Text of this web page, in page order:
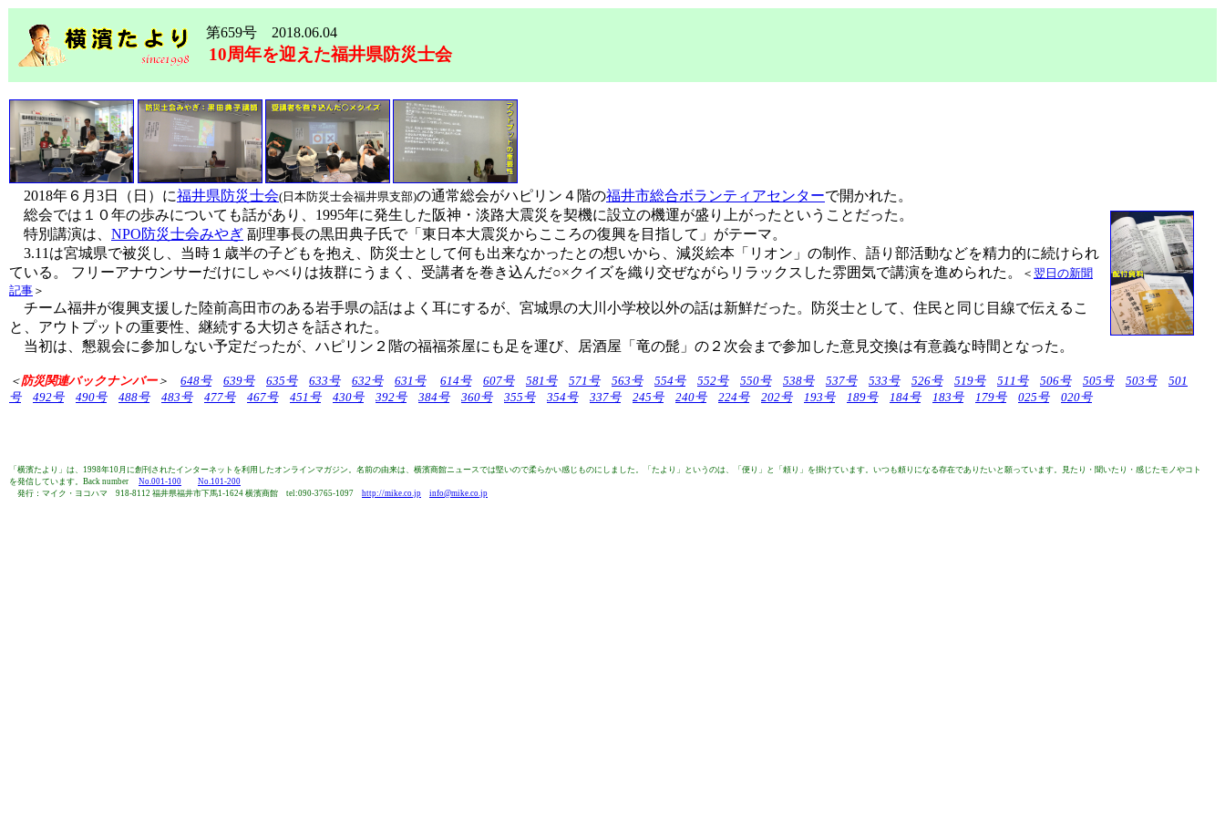
第659号 2018.06.04
10周年を迎えた福井県防災士会
2018年６月3日（日）に福井県防災士会(日本防災士会福井県支部)の通常総会がハピリン４階の福井市総合ボランティアセンターで開かれた。
総会では１０年の歩みについても話があり、1995年に発生した阪神・淡路大震災を契機に設立の機運が盛り上がったということだった。
特別講演は、 NPO防災士会みやぎ 副理事長の黒田典子氏で「東日本大震災からこころの復興を目指して」がテーマ。
3.11は宮城県で被災し、当時１歳半の子どもを抱え、防災士として何も出来なかったとの想いから、減災絵本「リオン」の制作、語り部活動などを精力的に続けられ
ている。 フリーアナウンサーだけにしゃべりは抜群にうまく、受講者を巻き込んだ○×クイズを織り交ぜながらリラックスした雰囲気で講演を進められた。
＜ 翌日の新聞
記事 ＞
チーム福井が復興支援した陸前高田市のある岩手県の話はよく耳にするが、宮城県の大川小学校以外の話は新鮮だった。防災士として、住民と同じ目線で伝えるこ
と、アウトプットの重要性、継続する大切さを話された。
当初は、懇親会に参加しない予定だったが、ハピリン２階の福福茶屋にも足を運び、居酒屋「竜の髭」の２次会まで参加した意見交換は有意義な時間となった。
＜防災関連バックナンバー＞ 648号 639号 635号 633号 632号 631号 614号 607号 581号 571号 563号 554号 552号 550号 538号 537号 533号 526号 519号 511号 506号 505号 503号
501
号
492号 490号 488号 483号 477号 467号 451号 430号 392号 384号 360号 355号 354号 337号 245号 240号 224号 202号 193号 189号 184号 183号 179号 025号 020号
「横濱たより」は、1998年10月に創刊されたインターネットを利用したオンラインマガジン。名前の由来は、横濱商館ニュースでは堅いので柔らかい感じものにしました。「たより」というのは、「便り」と「頼り」を掛けています。いつも頼りになる存在でありたいと願っています。見たり・聞いたり・感じたモノやコト
を発信しています。Back number No.001-100
No.101-200
発行：マイク・ヨコハマ 918-8112 福井県福井市下馬1-1624 横濱商館 tel:090-3765-1097 http://mike.co.jp info@mike.co.jp